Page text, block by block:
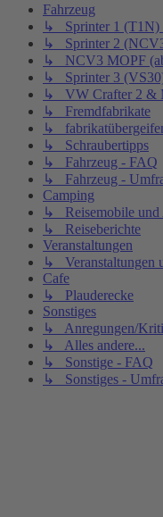
Fahrzeug
↳ Sprinter 1 (T1N)
↳ Sprinter 2
↳ NCV3 MOPF (ab
↳ Sprinter 3
↳ VW Crafter 2 &
↳ Fremdfabrikate
↳
↳ Schraubertipps
↳ Fahrzeug - FAQ
↳ Fahrzeug -
Camping
↳ Reisemobile und
↳ Reiseberichte
Veranstaltungen
↳ Veranstaltungen
Cafe
↳ Plauderecke
Sonstiges
↳ Anregungen/
↳ Alles andere...
↳ Sonstige - FAQ
↳ Sonstiges -